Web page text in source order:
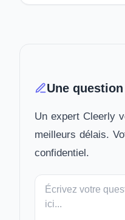
Une
Un expert Cleerly
meilleurs délais.
confidentiel.
Votre
message